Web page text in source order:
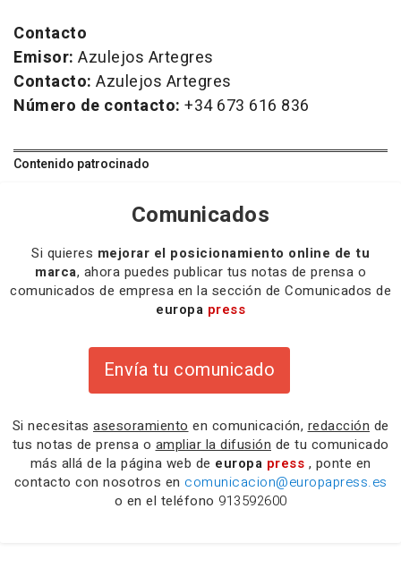
Contacto
Emisor: Azulejos Artegres
Contacto: Azulejos Artegres
Número de contacto: +34 673 616 836
Contenido patrocinado
Comunicados
Si quieres mejorar el posicionamiento online de tu
marca, ahora puedes publicar tus notas de prensa o
comunicados de empresa en la sección de Comunicados de
europa press
Envía tu comunicado
Si necesitas asesoramiento en comunicación, redacción de
tus notas de prensa o ampliar la difusión de tu comunicado
más allá de la página web de europa press , ponte en
contacto con nosotros en comunicacion@europapress.es
o en el teléfono 913592600